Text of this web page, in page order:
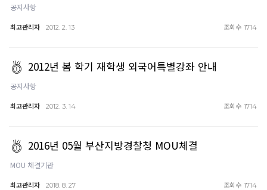
공지사항
최고관리자 2012. 2. 13 조회수 1714
2012년 봄 학기 재학생 외국어특별강좌 안내
공지사항
최고관리자 2012. 3. 14 조회수 1714
2016년 05월 부산지방경찰청 MOU체결
MOU 체결기관
최고관리자 2018. 8. 27 조회수 1714